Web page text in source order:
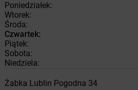
Poniedziałek:
Wtorek:
Środa:
Czwartek:
Piątek:
Sobota:
Niedziela:
Żabka Lublin Pogodna 34